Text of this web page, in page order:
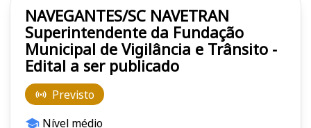
NAVEGANTES/SC NAVETRAN
Superintendente da Fundação
Municipal de Vigilância e Trânsito -
Edital a ser publicado
Previsto
Nível médio